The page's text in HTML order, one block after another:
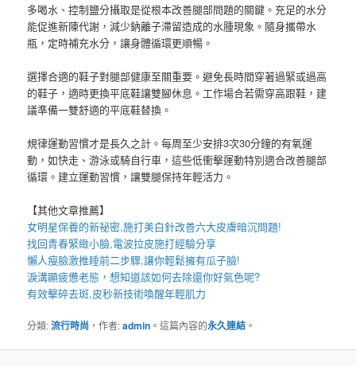
多喝水、控制鹽分攝取是從根本改善腿部問題的關鍵。充足的水分
能促進新陳代謝，減少鈉離子滯留造成的水腫現象。隨身攜帶水
瓶，定時補充水分，讓身體循環更順暢。
選擇合適的鞋子對腿部健康至關重要。避免長時間穿著過緊或過高
的鞋子，適時更換平底鞋讓雙腳休息。工作場合若需穿高跟鞋，建
議準備一雙舒適的平底鞋替換。
規律運動習慣才是長久之計。每周至少安排3次30分鐘的有氧運
動，如快走、游泳或騎自行車，這些低衝擊運動特別適合改善腿部
循環。建立運動習慣，讓雙腿保持年輕活力。
【其他文章推薦】
女明星保養的新祕密,施打美白針改善六大皮膚暗沉問題!
找回青春緊緻小臉,電波拉皮施打經驗分享
懶人瘦臉激推睡前二步驟,讓你輕鬆擁有瓜子臉!
淚溝顯疲憊老態，想知道該如何去除還你好氣色呢?
有效擊碎去斑,皮秒新技術喚醒年輕肌力
分類:流行時尚 ，作者:admin 。這篇內容的永久連結 。